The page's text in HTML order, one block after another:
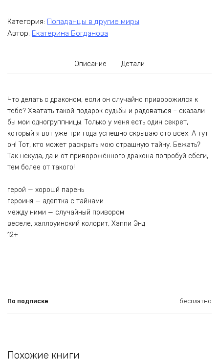
Категория: Попаданцы в другие миры
Автор: Екатерина Богданова
Описание Детали
Что делать с драконом, если он случайно приворожился к
тебе? Хватать такой подарок судьбы и радоваться – сказали
бы мои одногруппницы. Только у меня есть один секрет,
который я вот уже три года успешно скрываю ото всех. А тут
он! Тот, кто может раскрыть мою страшную тайну. Бежать?
Так некуда, да и от приворожённого дракона попробуй сбеги,
тем более от такого!
герой — хорошй парень
героиня — адептка с тайнами
между ними — случайный привором
веселе, хэллоуинский колорит, Хэппи Энд
12+
По подписке бесплатно
Похожие книги